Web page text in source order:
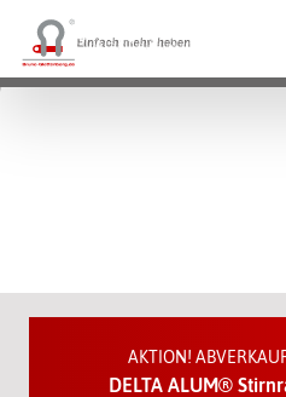
AKTION!
DELTA ALUM®
Porta Davit, Leichtbaukran
beeindruckender